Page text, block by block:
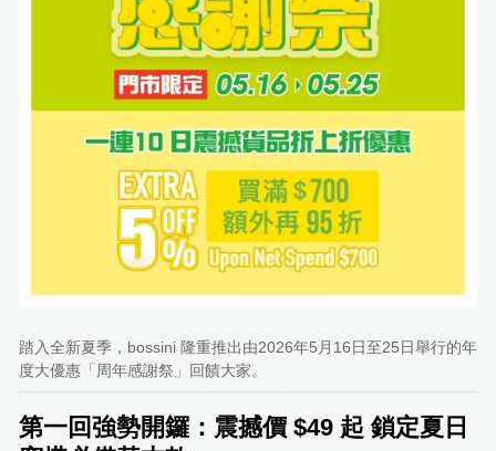
踏入全新夏季，bossini 隆重推出由2026年5月16日至25日舉行的年
度大優惠「周年感謝祭」回饋大家。
第一回強勢開鑼：震撼價 $49 起 鎖定夏日